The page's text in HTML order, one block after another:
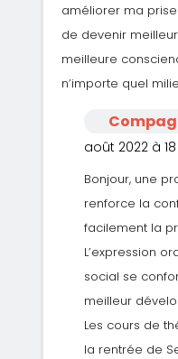
améliorer ma
de devenir
meilleure
n’importe quel
août 2022 à
Bonjour, une
renforce la
facilement la
L’expression
social se
meilleur
Les cours de
la rentrée de